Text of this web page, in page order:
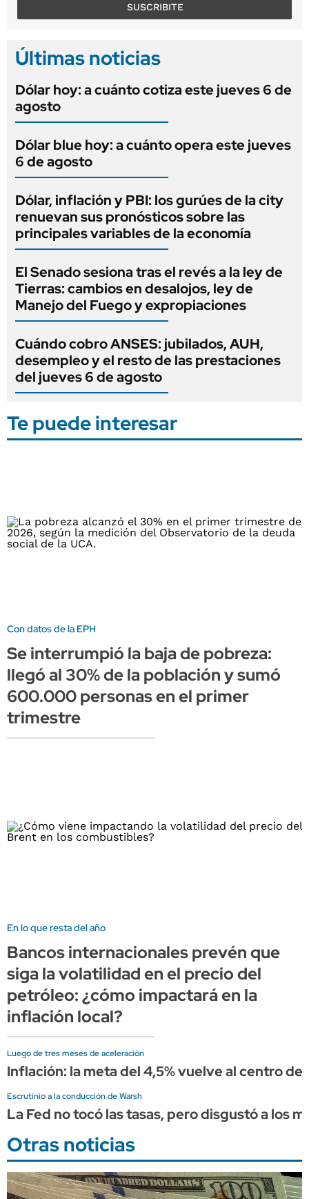
SUSCRIBITE
Últimas noticias
Dólar hoy: a cuánto cotiza este jueves 6 de
agosto
Dólar blue hoy: a cuánto opera este jueves
6 de agosto
Dólar, inflación y PBI: los gurúes de la city
renuevan sus pronósticos sobre las
principales variables de la economía
El Senado sesiona tras el revés a la ley de
Tierras: cambios en desalojos, ley de
Manejo del Fuego y expropiaciones
Cuándo cobro ANSES: jubilados, AUH,
desempleo y el resto de las prestaciones
del jueves 6 de agosto
Te puede interesar
Con datos de la EPH
Se interrumpió la baja de pobreza:
llegó al 30% de la población y sumó
600.000 personas en el primer
trimestre
En lo que resta del año
Bancos internacionales prevén que
siga la volatilidad en el precio del
petróleo: ¿cómo impactará en la
inflación local?
Luego de tres meses de aceleración
Inflación: la meta del 4,5% vuelve al centro
Escrutinio a la conducción de Warsh
La Fed no tocó las tasas, pero disgustó a los
Otras noticias